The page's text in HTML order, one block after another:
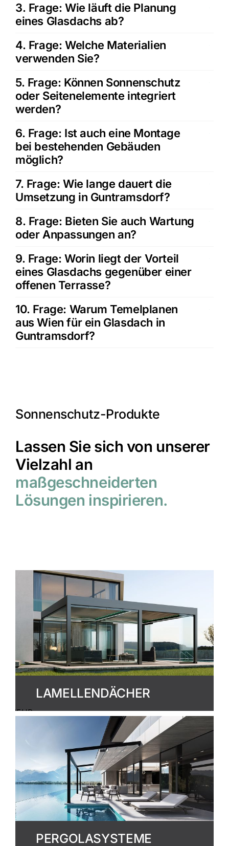
3. Frage: Wie läuft die Planung
eines Glasdachs ab?
4. Frage: Welche Materialien
verwenden Sie?
5. Frage: Können Sonnenschutz
oder Seitenelemente integriert
werden?
6. Frage: Ist auch eine Montage
bei bestehenden Gebäuden
möglich?
7. Frage: Wie lange dauert die
Umsetzung in Guntramsdorf?
8. Frage: Bieten Sie auch Wartung
oder Anpassungen an?
9. Frage: Worin liegt der Vorteil
eines Glasdachs gegenüber einer
offenen Terrasse?
10. Frage: Warum Temelplanen
aus Wien für ein Glasdach in
Guntramsdorf?
Sonnenschutz-Produkte
Lassen Sie sich von unserer
Vielzahl an
maßgeschneiderten
Lösungen inspirieren.
LAMELLENDÄCHER
MEHR
PERGOLASYSTEME